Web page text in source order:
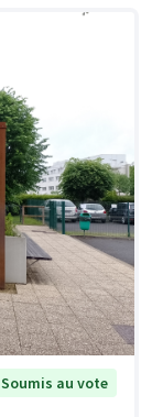
Soumis au vote